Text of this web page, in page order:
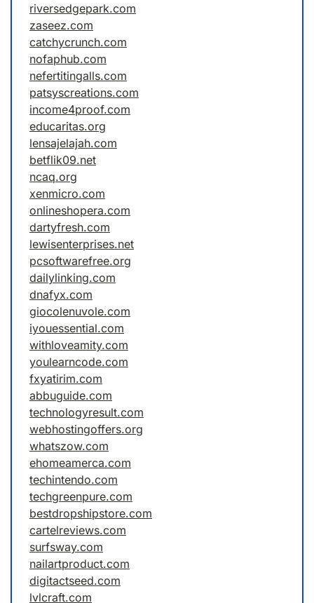
riversedgepark.com
zaseez.com
catchycrunch.com
nofaphub.com
nefertitingalls.com
patsyscreations.com
income4proof.com
educaritas.org
lensajelajah.com
betflik09.net
ncaq.org
xenmicro.com
onlineshopera.com
dartyfresh.com
lewisenterprises.net
pcsoftwarefree.org
dailylinking.com
dnafyx.com
giocolenuvole.com
iyouessential.com
withloveamity.com
youlearncode.com
fxyatirim.com
abbuguide.com
technologyresult.com
webhostingoffers.org
whatszow.com
ehomeamerca.com
techintendo.com
techgreenpure.com
bestdropshipstore.com
cartelreviews.com
surfsway.com
nailartproduct.com
digitactseed.com
lvlcraft.com